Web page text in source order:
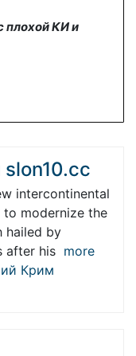
плохой КИ и
intercontinental
modernize the
hailed by
after his more
Крим